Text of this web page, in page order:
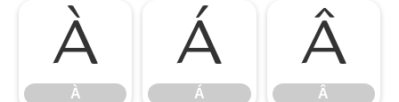
À
À
Á
Á
Â
Â